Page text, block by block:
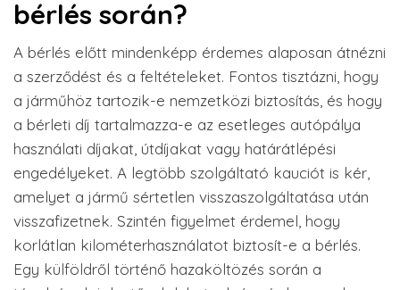
bérlés során?
A bérlés előtt mindenképp érdemes alaposan átnézni
a szerződést és a feltételeket. Fontos tisztázni, hogy
a járműhöz tartozik-e nemzetközi biztosítás, és hogy
a bérleti díj tartalmazza-e az esetleges autópálya
használati díjakat, útdíjakat vagy határátlépési
engedélyeket. A legtöbb szolgáltató kauciót is kér,
amelyet a jármű sértetlen visszaszolgáltatása után
visszafizetnek. Szintén figyelmet érdemel, hogy
korlátlan kilométerhasználatot biztosít-e a bérlés.
Egy külföldről történő hazaköltözés során a